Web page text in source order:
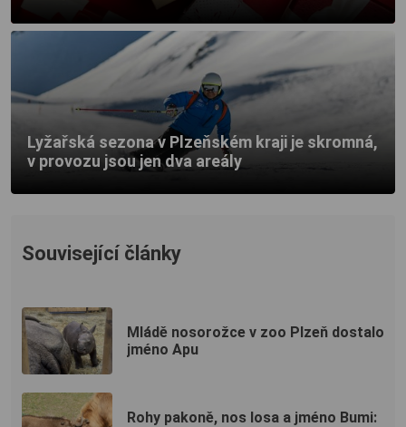
Lyžařská sezona v Plzeňském kraji je skromná,
v provozu jsou jen dva areály
Související články
Mládě nosorožce v zoo Plzeň dostalo
jméno Apu
Rohy pakoně, nos losa a jméno Bumi: